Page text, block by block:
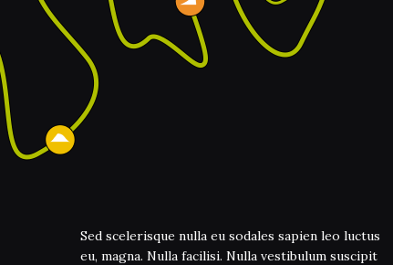
Sed scelerisque nulla eu sodales sapien leo luctus
eu, magna. Nulla facilisi. Nulla vestibulum suscipit